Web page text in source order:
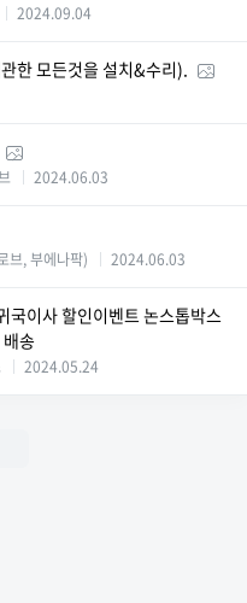
2024.09.04
한 모든것을 설치&수리).
2024.06.03
브, 부에나팍) 2024.06.03
국이사 할인이벤트 논스톱박스
송
2024.05.24